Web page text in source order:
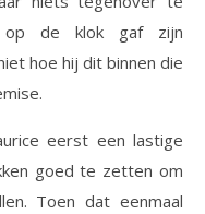
op de klok gaf zijn
hoe hij dit binnen die
eerst een lastige
goed te zetten om
Toen dat eenmaal